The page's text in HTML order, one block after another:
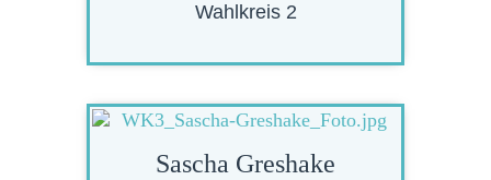
Wahlkreis 2
Sascha Greshake